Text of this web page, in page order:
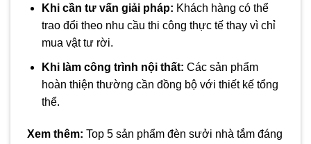
Khi cần tư vấn giải pháp: Khách hàng có thể
trao đổi theo nhu cầu thi công thực tế thay vì chỉ
mua vật tư rời.
Khi làm công trình nội thất: Các sản phẩm
hoàn thiện thường cần đồng bộ với thiết kế tổng
thể.
Xem thêm: Top 5 sản phẩm đèn sưởi nhà tắm đáng